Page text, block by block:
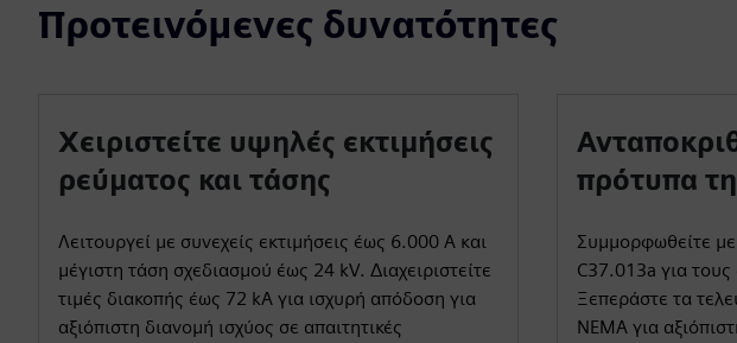
Προτεινόμενες δυνατότητες
Χειριστείτε υψηλές εκτιμήσεις
ρεύματος και τάσης
Λειτουργεί με συνεχείς εκτιμήσεις έως 6.000 A και
μέγιστη τάση σχεδιασμού έως 24 kV. Διαχειριστείτε
τιμές διακοπής έως 72 kA για ισχυρή απόδοση για
αξιόπιστη διανομή ισχύος σε απαιτητικές
πρότυπα
Συμμορφωθείτε
C37.013a για τους
Ξεπεράστε τα
NEMA για